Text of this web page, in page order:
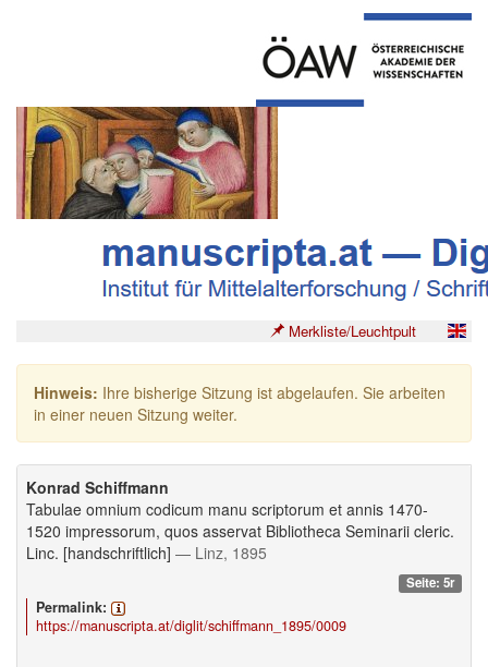
Merkliste/Leuchtpult
Hinweis: Ihre bisherige Sitzung ist abgelaufen. Sie arbeiten
in einer neuen Sitzung weiter.
Konrad Schiffmann
Tabulae omnium codicum manu scriptorum et annis 1470-
1520 impressorum, quos asservat Bibliotheca Seminarii cleric.
Linc. [handschriftlich] — Linz, 1895
Seite: 5r
Permalink:
https://manuscripta.at/diglit/schiffmann_1895/0009